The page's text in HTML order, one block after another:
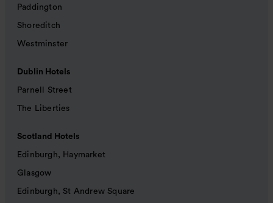
Paddington
Shoreditch
Westminster
Dublin Hotels
Parnell Street
The Liberties
Scotland Hotels
Edinburgh, Haymarket
Glasgow
Edinburgh, St Andrew Square